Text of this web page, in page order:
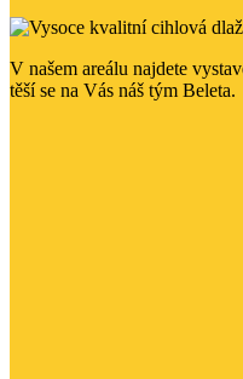
V našem areálu najdete
těší se na Vás náš tým Beleta.